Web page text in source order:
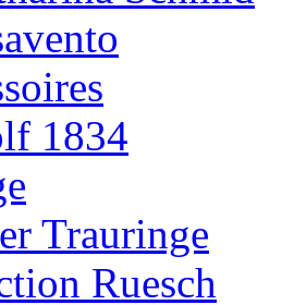
1834
Trauringe
Ruesch